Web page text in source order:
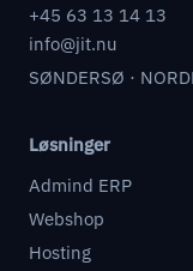
+45 63 13 14 13
info@jit.nu
SØNDERSØ ·
Løsninger
Admind ERP
Webshop
Hosting